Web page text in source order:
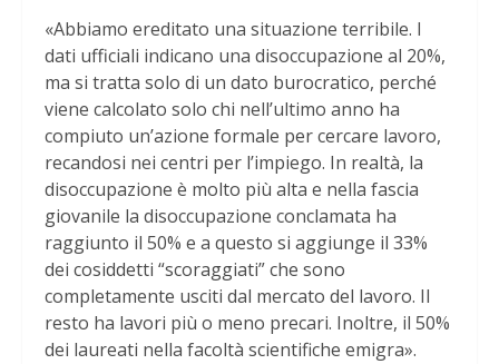
«Abbiamo ereditato una situazione terribile. I
dati ufficiali indicano una disoccupazione al 20%,
ma si tratta solo di un dato burocratico, perché
viene calcolato solo chi nell’ultimo anno ha
compiuto un’azione formale per cercare lavoro,
recandosi nei centri per l’impiego. In realtà, la
disoccupazione è molto più alta e nella fascia
giovanile la disoccupazione conclamata ha
raggiunto il 50% e a questo si aggiunge il 33%
dei cosiddetti “scoraggiati” che sono
completamente usciti dal mercato del lavoro. Il
resto ha lavori più o meno precari. Inoltre, il 50%
dei laureati nella facoltà scientifiche emigra».